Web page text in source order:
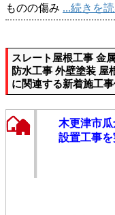
ものの傷み ...続きを
スレート屋根工事 金
防水工事 外壁塗装 屋
に関連する新着施工事
木更津市
設置工事